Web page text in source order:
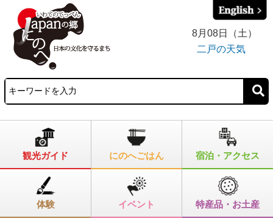
8月08日（土）
二戸の天気
観光ガイド にのへごはん 宿泊・アクセス
体験 イベント 特産品・お土産